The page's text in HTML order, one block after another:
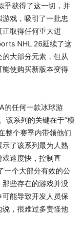
乎获得了这一切，并
戏，吸引了一批忠
取得任何重大进
NHL 26延续了这
大部分元素，但从
使购买新版本变得
的任何一款冰球游
该系列的关键在于“模
整个赛季内带领他们
了该系列最为人熟
速度快，控制直
一个大部分有效的公
些存在的游戏并没
能导致开发人员保
，很难过多责怪他